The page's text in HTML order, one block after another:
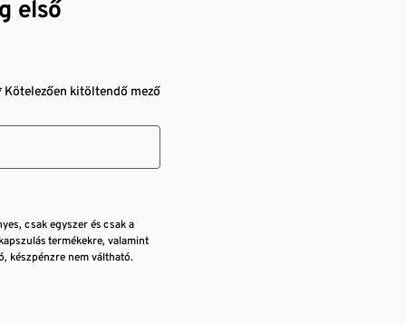
első
Kötelezően kitöltendő mező
csak egyszer és csak a
termékekre, valamint
készpénzre nem váltható.